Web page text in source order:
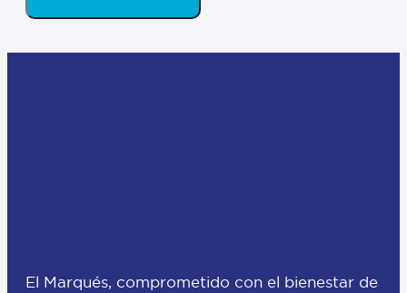
El Marqués, comprometido con el bienestar de